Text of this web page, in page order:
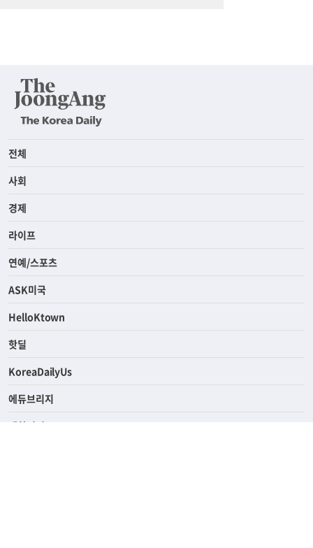
전체
사회
경제
라이프
연예/스포츠
ASK미국
HelloKtown
핫딜
KoreaDailyUs
에듀브리지
생활영어